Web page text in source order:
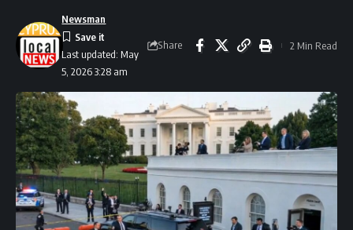
Last updated: May
5, 2026 3:28 am
Newsman
Share 2 Min Read